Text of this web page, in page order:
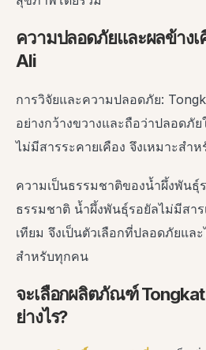
ความปลอดภัยและผลข้างเ
Ali
การวิจัยและความปลอดภัย:
อย่างกว้างขวางและถือว่าปลอดภั
ไม่มีสารระคายเคือง จึงเหมาะสำ
ความเป็นธรรมชาติของน้ำผึ้งพัน
ธรรมชาติ น้ำผึ้งพันธุ์รอยัลไม่มีสา
เทียม จึงเป็นตัวเลือกที่ปลอดภัยแล
สำหรับทุกคน
จะเลือกผลิตภัณฑ์
ย่างไร?